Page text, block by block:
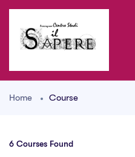
Home Course
6 Courses Found